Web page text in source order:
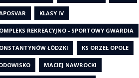
KLASY IV
REKREACYJNO - SPORTOWY GWARDIA
ŁÓDZKI KS ORZEŁ OPOLE
MACIEJ NAWROCKI